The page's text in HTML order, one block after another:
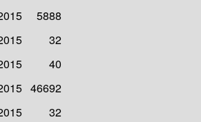
5888
32
40
46692
32